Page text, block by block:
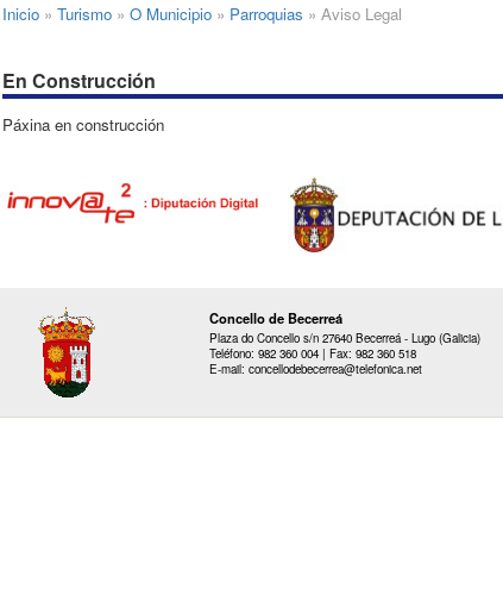
Inicio » Turismo » O Municipio » Parroquias » Aviso Legal
En Construcción
Páxina en construcción
Concello de Becerreá
Plaza do Concello s/n 27640 Becerreá - Lugo (Galicia)
Teléfono: 982 360 004 | Fax: 982 360 518
E-mail: concellodebecerrea@telefonica.net